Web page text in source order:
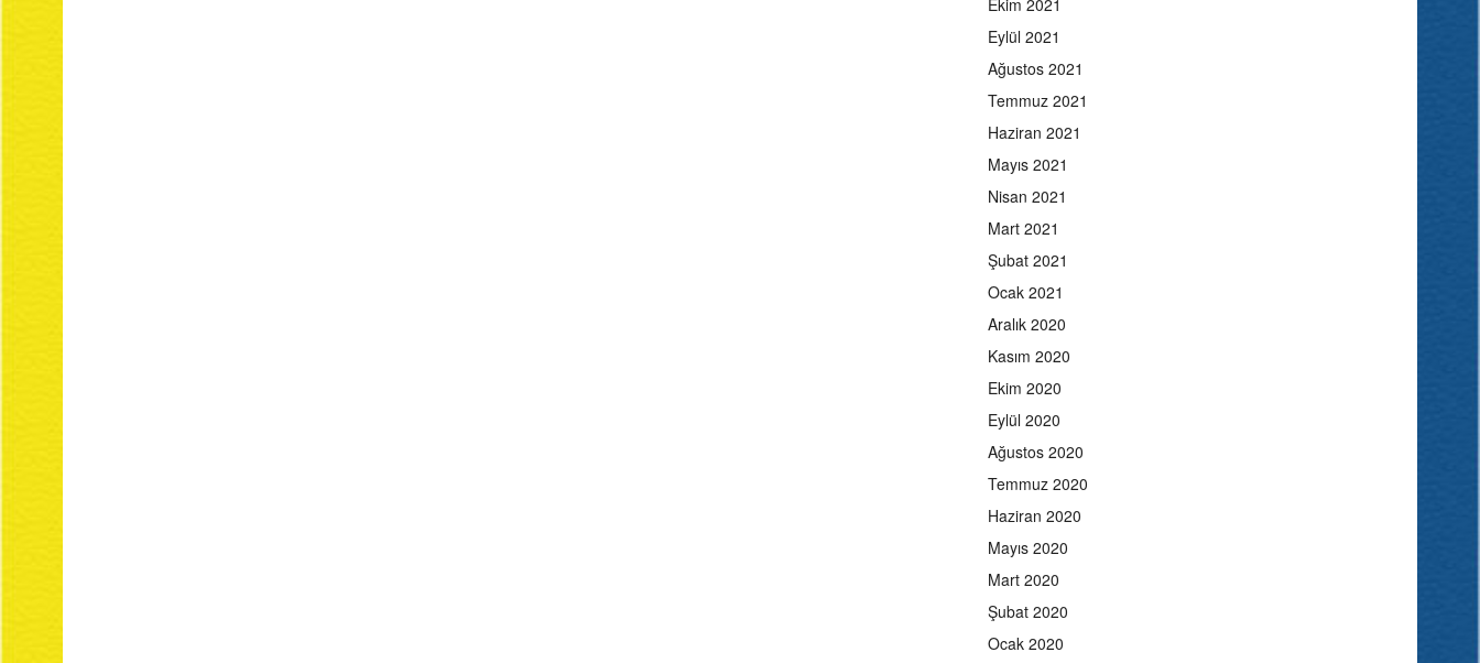
Ekim 2021
Eylül 2021
Ağustos 2021
Temmuz 2021
Haziran 2021
Mayıs 2021
Nisan 2021
Mart 2021
Şubat 2021
Ocak 2021
Aralık 2020
Kasım 2020
Ekim 2020
Eylül 2020
Ağustos 2020
Temmuz 2020
Haziran 2020
Mayıs 2020
Mart 2020
Şubat 2020
Ocak 2020